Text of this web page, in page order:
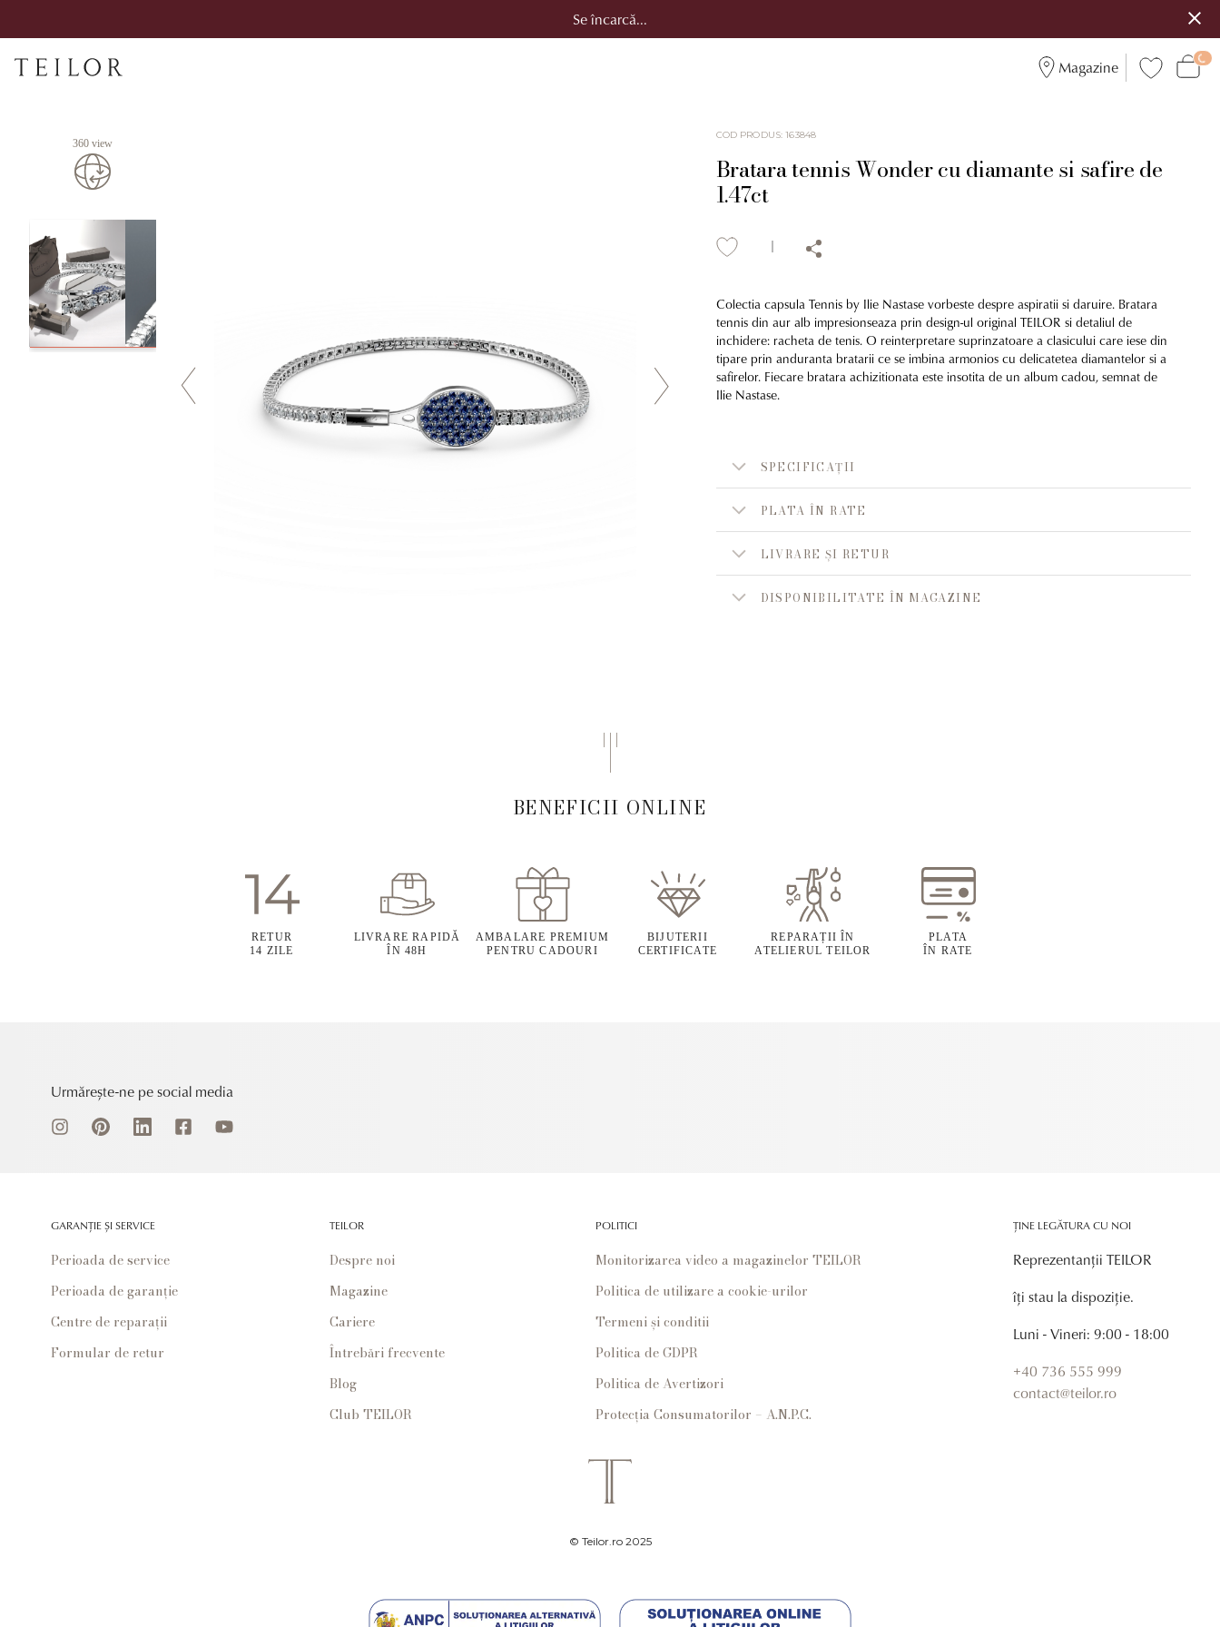
Se încarcă...
Magazine
360 view
COD PRODUS:163848
Bratara tennis Wonder cu diamante si safire de
1.47ct
Colectia capsula Tennis by Ilie Nastase vorbeste despre aspiratii si daruire. Bratara
tennis din aur alb impresionseaza prin design-ul original TEILOR si detaliul de
inchidere: racheta de tenis. O reinterpretare suprinzatoare a clasicului care iese din
tipare prin anduranta bratarii ce se imbina armonios cu delicatetea diamantelor si a
safirelor. Fiecare bratara achizitionata este insotita de un album cadou, semnat de
Ilie Nastase.
SPECIFICAȚII
PLATA ÎN RATE
LIVRARE ȘI RETUR
DISPONIBILITATE ÎN MAGAZINE
BENEFICII ONLINE
RETUR
14 ZILE
LIVRARE RAPIDĂ
ÎN 48H
AMBALARE PREMIUM
PENTRU CADOURI
BIJUTERII
CERTIFICATE
REPARAȚII ÎN
ATELIERUL TEILOR
PLATA
ÎN RATE
Urmărește-ne pe social media
GARANȚIE ȘI SERVICE
Perioada de service
Perioada de garanție
Centre de reparații
Formular de retur
TEILOR
Despre noi
Magazine
Cariere
Întrebări frecvente
Blog
Club TEILOR
POLITICI
Monitorizarea video a magazinelor TEILOR
Politica de utilizare a cookie-urilor
Termeni și conditii
Politica de GDPR
Politica de Avertizori
Protecția Consumatorilor – A.N.P.C.
ȚINE LEGĂTURA CU NOI
Reprezentanții TEILOR
îți stau la dispoziție.
Luni - Vineri: 9:00 - 18:00
+40 736 555 999
contact@teilor.ro
© Teilor.ro 2025